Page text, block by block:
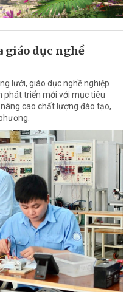
giáo dục nghề
lưới, giáo dục nghề nghiệp
phát triển mới với mục tiêu
cao chất lượng đào tạo,